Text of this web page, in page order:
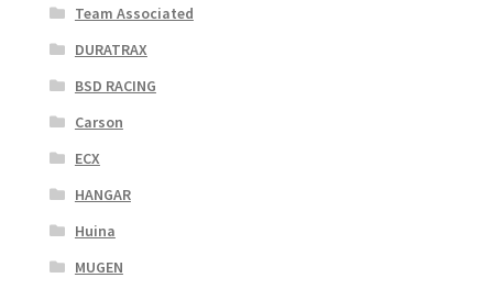
Team Associated
DURATRAX
BSD RACING
Carson
ECX
HANGAR
Huina
MUGEN